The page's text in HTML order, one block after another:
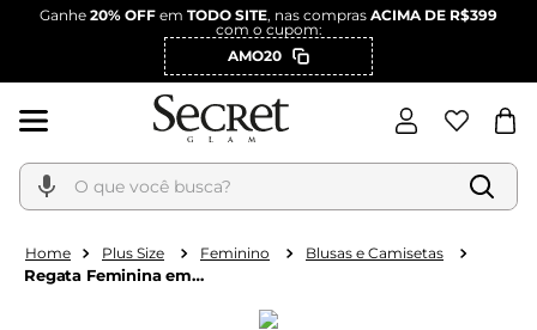
Ganhe 20% OFF em TODO SITE, nas compras ACIMA DE R$399
com o cupom:
AMO20
O que você busca?
Plus Size Feminino Blusas e Camisetas
Regata Feminina em